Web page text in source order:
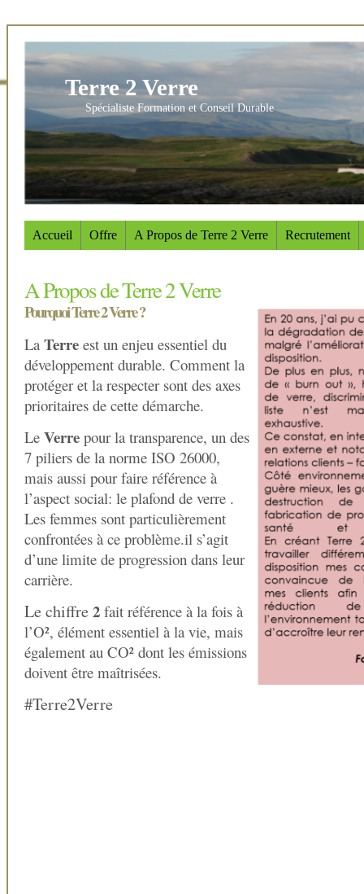
Terre 2 Verre
Spécialiste Formation et Conseil Durable
Accueil Offre A Propos de Terre 2 Verre Recrutement
A Propos de Terre 2 Verre
Pourquoi Terre 2 Verre ?
La Terre est un enjeu essentiel du
développement durable. Comment la
protéger et la respecter sont des axes
prioritaires de cette démarche.
Le Verre pour la transparence, un des
7 piliers de la norme ISO 26000,
mais aussi pour faire référence à
l’aspect social: le plafond de verre .
Les femmes sont particulièrement
confrontées à ce problème.il s’agit
d’une limite de progression dans leur
carrière.
Le chiffre2 fait référence à la fois à
l’O², élément essentiel à la vie, mais
également au CO² dont les émissions
doivent être maîtrisées.
#Terre2Verre